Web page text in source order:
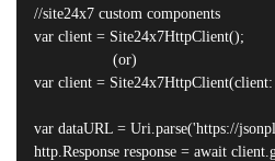
//site24x7 custom components
var client = Site24x7HttpClient();
                  (or)
var client =
var dataURL = Uri.parse('https://
http.Response response = await